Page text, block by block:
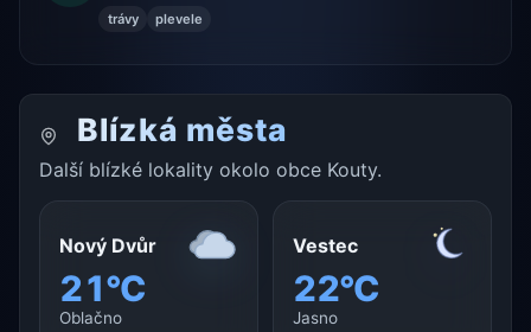
trávy plevele
Blízká města
Další blízké lokality okolo obce Kouty.
Nový Dvůr
21°C
Oblačno
Vestec
22°C
Jasno